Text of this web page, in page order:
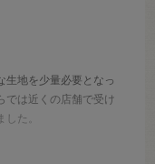
生地を少量必要となっ
では近くの店舗で受け
た。
、送料の点でも大変助